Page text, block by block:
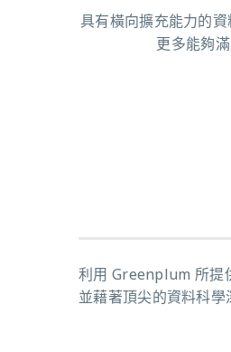
具有橫向擴充能力的
更多能夠
利用 Greenplum 所提
並藉著頂尖的資料科學